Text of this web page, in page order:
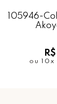
105946-
ou 10x